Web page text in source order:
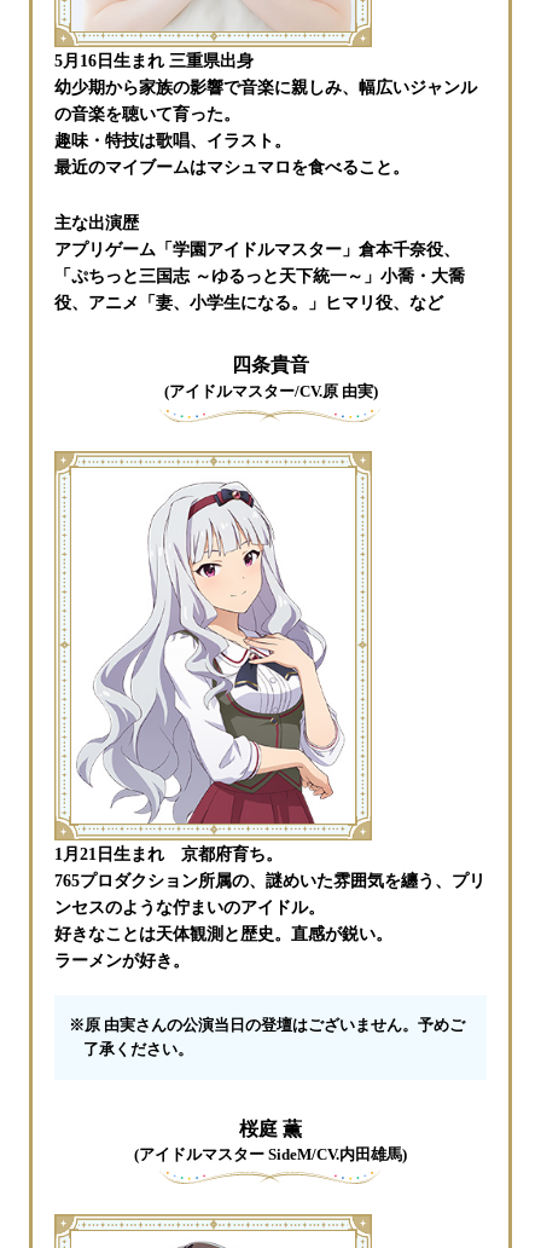
5月16日生まれ 三重県出身
幼少期から家族の影響で音楽に親しみ、幅広いジャンル
の音楽を聴いて育った。
趣味・特技は歌唱、イラスト。
最近のマイブームはマシュマロを食べること。
主な出演歴
アプリゲーム「学園アイドルマスター」倉本千奈役、
「ぷちっと三国志 ～ゆるっと天下統一～」小喬・大喬
役、アニメ「妻、小学生になる。」ヒマリ役、など
四条貴音
(アイドルマスター/CV.原 由実)
1月21日生まれ 京都府育ち。
765プロダクション所属の、謎めいた雰囲気を纏う、プリ
ンセスのような佇まいのアイドル。
好きなことは天体観測と歴史。直感が鋭い。
ラーメンが好き。
※原 由実さんの公演当日の登壇はございません。予めご
了承ください。
桜庭 薫
(アイドルマスター SideM/CV.内田雄馬)